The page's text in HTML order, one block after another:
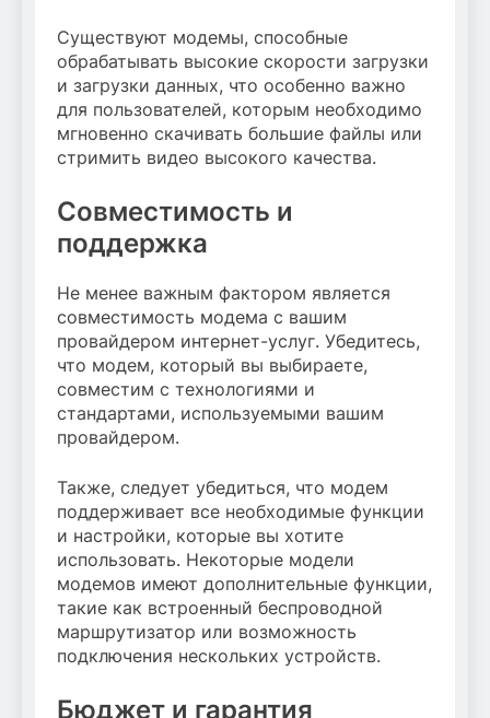
Существуют модемы, способные
обрабатывать высокие скорости загрузки
и загрузки данных, что особенно важно
для пользователей, которым необходимо
мгновенно скачивать большие файлы или
стримить видео высокого качества.
Совместимость и
поддержка
Не менее важным фактором является
совместимость модема с вашим
провайдером интернет-услуг. Убедитесь,
что модем, который вы выбираете,
совместим с технологиями и
стандартами, используемыми вашим
провайдером.
Также, следует убедиться, что модем
поддерживает все необходимые функции
и настройки, которые вы хотите
использовать. Некоторые модели
модемов имеют дополнительные функции,
такие как встроенный беспроводной
маршрутизатор или возможность
подключения нескольких устройств.
Бюджет и гарантия